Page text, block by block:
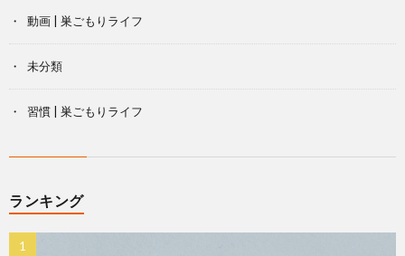
動画 | 巣ごもりライフ
未分類
習慣 | 巣ごもりライフ
ランキング